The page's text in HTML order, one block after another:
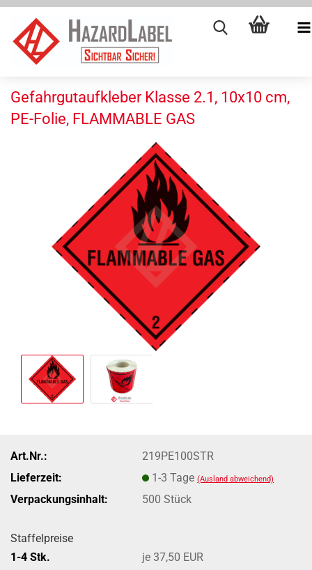
Gefahrgutaufkleber Klasse 2.1, 10x10 cm,
PE-Folie, FLAMMABLE GAS
Art.Nr.:
219PE100STR
Lieferzeit:
1-3 Tage(Ausland abweichend)
Verpackungsinhalt: 500 Stück
Staffelpreise
1-4 Stk.
je 37,50 EUR